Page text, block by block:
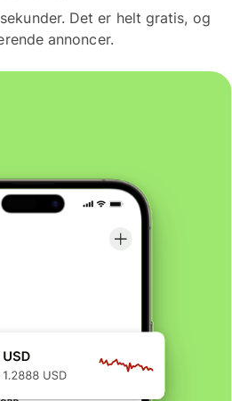
Det er helt gratis, og
annoncer.